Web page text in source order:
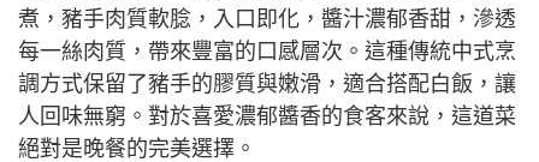
煮，豬手肉質軟腍，入口即化，醬汁濃郁香甜，滲透
每一絲肉質，帶來豐富的口感層次。這種傳統中式烹
調方式保留了豬手的膠質與嫩滑，適合搭配白飯，讓
人回味無窮。對於喜愛濃郁醬香的食客來說，這道菜
絕對是晚餐的完美選擇。